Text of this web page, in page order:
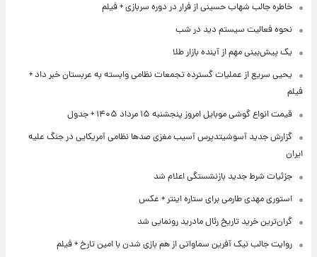
خاطره جالب شهاب حسینی از فرار در دوره سربازی + فیلم
نحوه فعالیت سیستم دید در شب
یک پیش‌بینی مهم از آینده بازار طلا
یحیی سریع از عملیات گسترده تجمعات نظامی وابسته به عربستان خبر داد +
فیلم
قیمت انواع گوشی موبایل امروز پنجشنبه ۱۵ مرداد ۱۴۰۵ + جدول
گزارش جدید آسوشیتدپرس آسیب مغزی صدها نظامی آمریکایی در جنگ علیه
ایران
جزئیات شرط جدید بازنشستگی اعلام شد
استوری مهدی طارمی برای ستاره اینتر + عکس
گران‌ترین خرید تاریخ رئال مادرید رونمایی شد
روایت جالب نیک آفرین سماواتی از هم بازی شدن با امین تارخ + فیلم